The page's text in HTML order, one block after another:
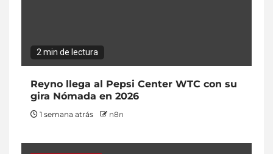
2 min de lectura
Reyno llega al Pepsi Center WTC con su
gira Nómada en 2026
1 semana atrás n8n